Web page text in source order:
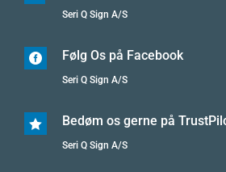
Seri Q Sign A/S
 Følg Os på Facebook
Seri Q Sign A/S
 Bedøm os gerne på
Seri Q Sign A/S